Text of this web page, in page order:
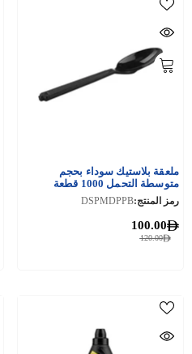
ملعقة بلاستيك سوداء بحجم
متوسطة التحمل 1000 قطعة
رمز المنتج:DSPMDPPB
120.00
100.00